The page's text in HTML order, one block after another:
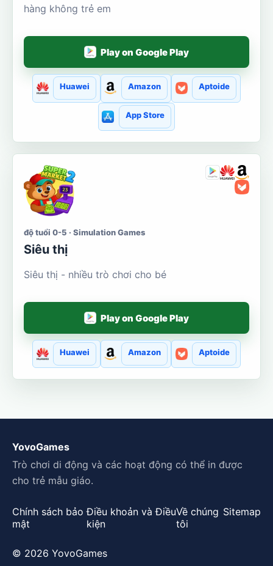
hàng không trẻ em
Play on Google Play
Huawei Amazon Aptoide
App Store
độ tuổi 0-5 · Simulation Games
Siêu thị
Siêu thị - nhiều trò chơi cho bé
Play on Google Play
Huawei Amazon Aptoide
YovoGames
Trò chơi di động và các hoạt động có thể in được
cho trẻ mẫu giáo.
Chính sách bảo
mật
Điều khoản và Điều
kiện
Về chúng
tôi
Sitemap
© 2026 YovoGames